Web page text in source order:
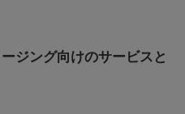
ジング向けのサービスと